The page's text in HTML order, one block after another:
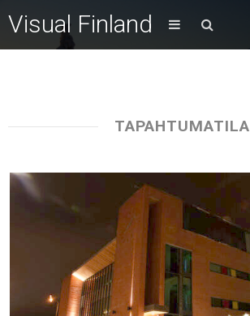
Visual Finland
TAPAHTUMATILA